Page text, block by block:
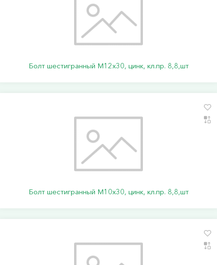
Болт шестигранный М12х30, цинк, кл.пр. 8,8,шт
Болт шестигранный М10х30, цинк, кл.пр. 8,8,шт